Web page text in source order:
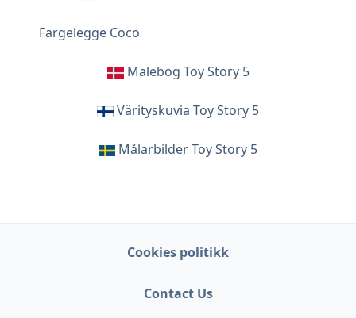
Fargelegge Coco
Malebog Toy Story 5
Värityskuvia Toy Story 5
Målarbilder Toy Story 5
Cookies politikk
Contact Us